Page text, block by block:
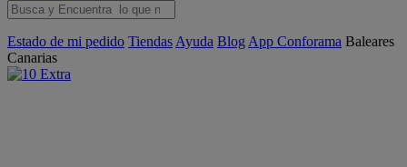
Estado de mi pedido Tiendas Ayuda Blog App Conforama Baleares
Canarias